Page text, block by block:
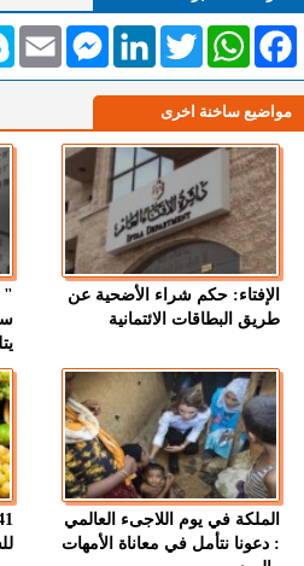
Email
MessengerLinkedInTwitterWhatsAppFacebook
مواضيع ساخنة اخرى
الإفتاء: حكم شراء الأضحية عن
طريق البطاقات الائتمانية
الملكة في يوم اللاجىء العالمي
: دعونا نتأمل في معاناة الأمهات